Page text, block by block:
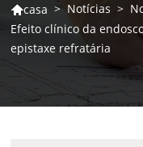
casa > Notícias >
Efeito clínico da
epistaxe refratária